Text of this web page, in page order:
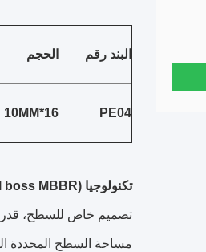
البند رقم الحجم
PE04
16*10MM
تكنولوجيا (small boss MBBR) الأساسية
تصميم خاص للسطح، قدرة
مساحة السطح المحددة